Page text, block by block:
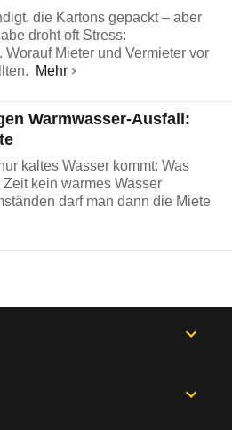
die Kartons gepackt – aber
droht oft Stress:
Mieter und Vermieter vor
Mehr
Warmwasser-Ausfall:
kaltes Wasser kommt: Was
kein warmes Wasser
darf man dann die Miete